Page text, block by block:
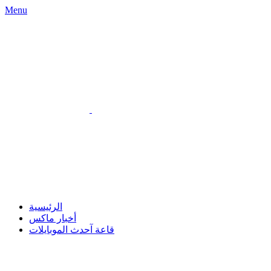
Menu
الرئيسية
أخبار ماكس
قاعة آحدث الموبايلات